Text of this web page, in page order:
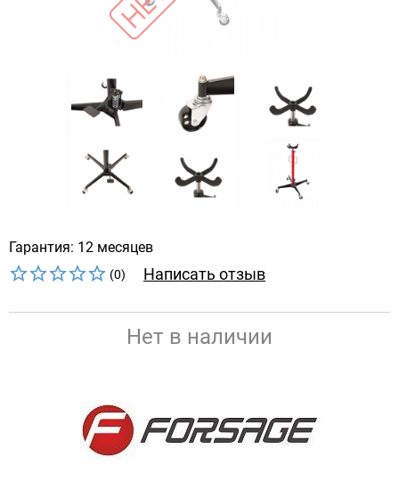
Гарантия: 12 месяцев
(0) Написать отзыв
Нет в наличии